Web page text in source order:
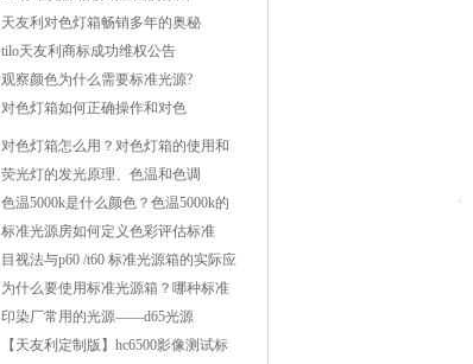
天友利对色灯箱畅销多年的奥秘
tilo天友利商标成功维权公告
观察颜色为什么需要标准光源?
对色灯箱如何正确操作和对色
对色灯箱怎么用？对色灯箱的使用和
保养
荧光灯的发光原理、色温和色调
色温5000k是什么颜色？色温5000k的
光源好用吗？
标准光源房如何定义色彩评估标准
目视法与p60 /t60 标准光源箱的实际应
用
为什么要使用标准光源箱？哪种标准
光源箱好？
印染厂常用的光源——d65光源
【天友利定制版】hc6500影像测试标